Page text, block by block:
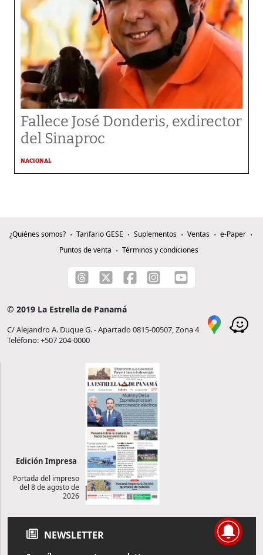
Fallece José Donderis, exdirector
del Sinaproc
NACIONAL
¿Quiénes somos? Tarifario GESE Suplementos Ventas
e-Paper
Puntos de venta
Términos y condiciones
© 2019 La Estrella de Panamá
C/ Alejandro A. Duque G. - Apartado 0815-00507, Zona 4
Teléfono: +507 204-0000
Edición Impresa
Portada del impreso
del 8 de agosto de
2026
NEWSLETTER